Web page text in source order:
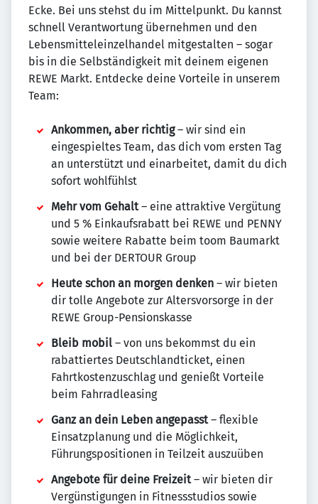
Ecke. Bei uns stehst du im Mittelpunkt. Du kannst
schnell Verantwortung übernehmen und den
Lebensmitteleinzelhandel mitgestalten – sogar
bis in die Selbständigkeit mit deinem eigenen
REWE Markt. Entdecke deine Vorteile in unserem
Team:
Ankommen, aber richtig– wir sind ein
eingespieltes Team, das dich vom ersten Tag
an unterstützt und einarbeitet, damit du dich
sofort wohlfühlst
Mehr vom Gehalt– eine attraktive Vergütung
und 5 % Einkaufsrabatt bei REWE und PENNY
sowie weitere Rabatte beim toom Baumarkt
und bei der DERTOUR Group
Heute schon an morgen denken – wir bieten
dir tolle Angebote zur Altersvorsorge in der
REWE Group-Pensionskasse
Bleib mobil – von uns bekommst du ein
rabattiertes Deutschlandticket, einen
Fahrtkostenzuschlag und genießt Vorteile
beim Fahrradleasing
Ganz an dein Leben angepasst– flexible
Einsatzplanung und die Möglichkeit,
Führungspositionen in Teilzeit auszuüben
Angebote für deine Freizeit– wir bieten dir
Vergünstigungen in Fitnessstudios sowie